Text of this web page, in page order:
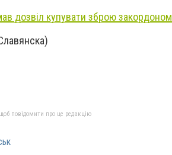
дозвіл купувати зброю закордоном
повідомити про це редакцію